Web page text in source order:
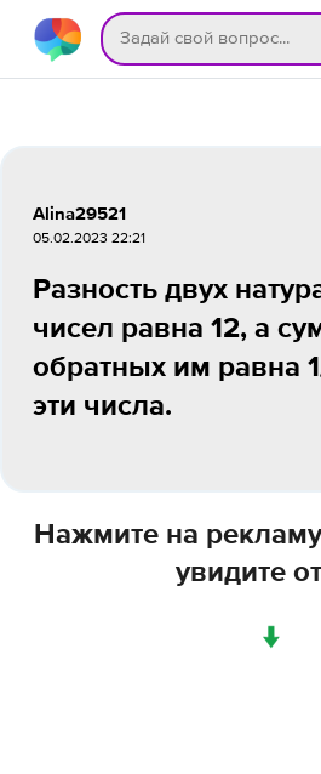
Alina29521
05.02.2023 22:21
Разность двух
чисел равна 12, а
обратных им равна
эти числа.
Нажмите на
увидите
↓